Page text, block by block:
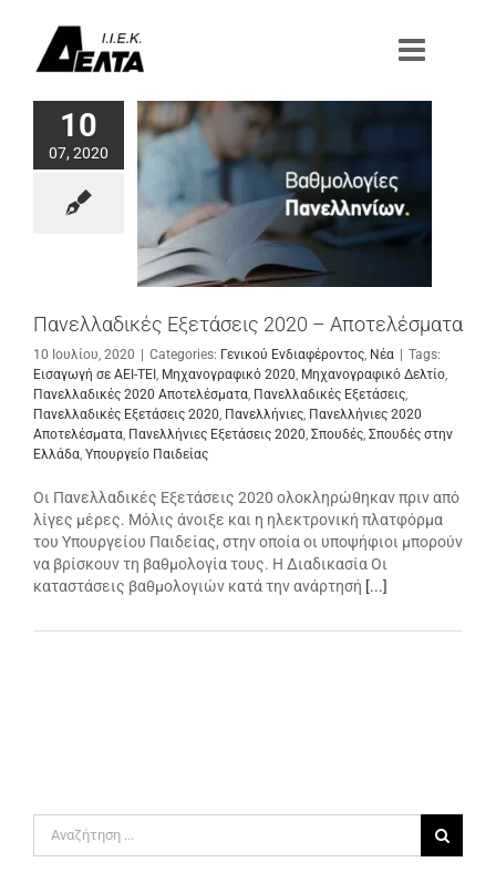
περιεχόμενο
10
07, 2020
Πανελλαδικές Εξετάσεις 2020 – Αποτελέσματα
10 Ιουλίου, 2020 | Categories: Γενικού Ενδιαφέροντος Νέα | Tags:
Εισαγωγή σε ΑΕΙ-ΤΕΙ Μηχανογραφικό 2020 Μηχανογραφικό Δελτίο
Πανελλαδικές 2020 Αποτελέσματα Πανελλαδικές Εξετάσεις
Πανελλαδικές Εξετάσεις 2020 Πανελλήνιες Πανελλήνιες 2020
Αποτελέσματα Πανελλήνιες Εξετάσεις 2020 Σπουδές Σπουδές στην
Ελλάδα Υπουργείο Παιδείας
Οι Πανελλαδικές Εξετάσεις 2020 ολοκληρώθηκαν πριν από
λίγες μέρες. Μόλις άνοιξε και η ηλεκτρονική πλατφόρμα
του Υπουργείου Παιδείας, στην οποία οι υποψήφιοι μπορούν
να βρίσκουν τη βαθμολογία τους. Η Διαδικασία Οι
καταστάσεις βαθμολογιών κατά την ανάρτησή [...]